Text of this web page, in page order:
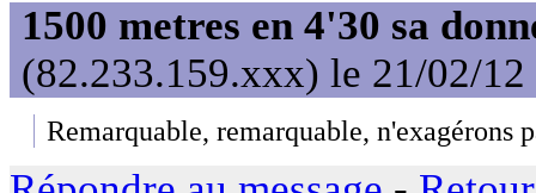
1500 metres en 4'30 sa
(82.233.159.xxx) le 21/02/12
Remarquable, remarquable, n'exagérons